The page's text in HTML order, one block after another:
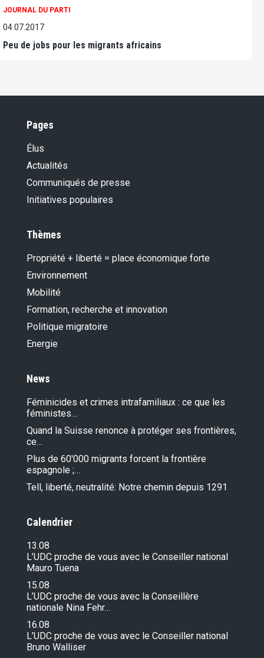
JOURNAL DU PARTI
04.07.2017
Peu de jobs pour les migrants africains
Pages
Élus
Actualités
Communiqués de presse
Initiatives populaires
Thèmes
Propriété + liberté = place économique forte
Environnement
Mobilité
Formation, recherche et innovation
Politique migratoire
Energie
News
Féminicides et crimes intrafamiliaux : ce que les
féministes…
Quand la Suisse renonce à protéger ses frontières,
ce…
Plus de 60'000 migrants forcent la frontière
espagnole ;…
Tell, liberté, neutralité: Notre chemin depuis 1291
Calendrier
13.08
L’UDC proche de vous avec le Conseiller national
Mauro Tuena
15.08
L’UDC proche de vous avec la Conseillère
nationale Nina Fehr…
16.08
L’UDC proche de vous avec le Conseiller national
Bruno Walliser